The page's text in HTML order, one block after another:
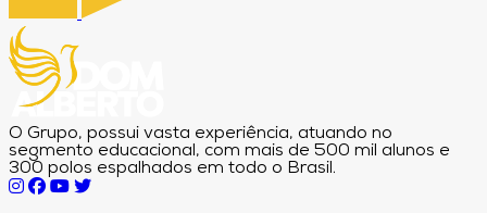
O Grupo, possui vasta experiência, atuando no
segmento educacional, com mais de 500 mil alunos e
300 polos espalhados em todo o Brasil.